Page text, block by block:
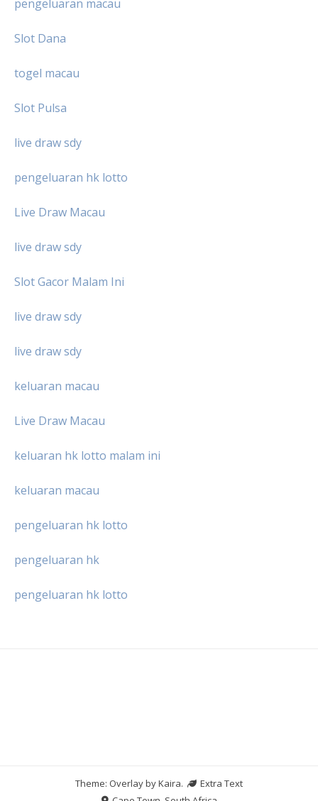
pengeluaran macau
Slot Dana
togel macau
Slot Pulsa
live draw sdy
pengeluaran hk lotto
Live Draw Macau
live draw sdy
Slot Gacor Malam Ini
live draw sdy
live draw sdy
keluaran macau
Live Draw Macau
keluaran hk lotto malam ini
keluaran macau
pengeluaran hk lotto
pengeluaran hk
pengeluaran hk lotto
Theme: Overlay byKaira.
Extra Text